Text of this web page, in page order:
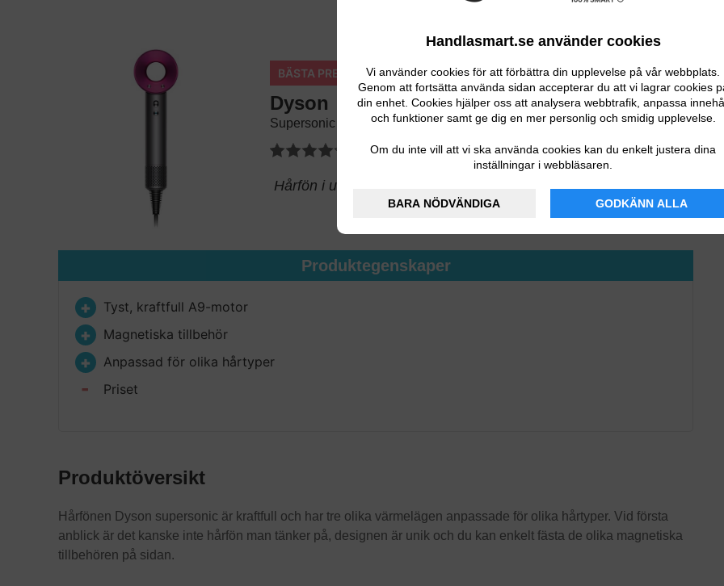
Handlasmart.se använder cookies
Vi använder cookies för att förbättra din upplevelse på vår webbplats.
Genom att fortsätta använda sidan accepterar du att vi lagrar cookies
din enhet. Cookies hjälper oss att analysera webbtrafik, anpassa
och funktioner samt ge dig en mer personlig och smidig upplevelse.
Om du inte vill att vi ska använda cookies kan du enkelt justera dina
inställningar i webbläsaren.
BARA NÖDVÄNDIGA GODKÄNN ALLA
BÄSTA PREMIUM
Dyson
Supersonic
Hårfön i unik design med praktiska magnetiska tillbehör.
Produktegenskaper
Tyst, kraftfull A9-motor
Magnetiska tillbehör
Anpassad för olika hårtyper
Priset
Produktöversikt
Hårfönen Dyson supersonic är kraftfull och har tre olika värmelägen anpassade för olika hårtyper. Vid första
anblick är det kanske inte hårfön man tänker på, designen är unik och du kan enkelt fästa de olika magnetiska
tillbehören på sidan.